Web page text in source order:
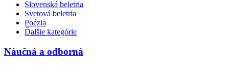
Slovenská beletria
Svetová beletria
Poézia
Ďalšie kategórie
Náučná a odborná